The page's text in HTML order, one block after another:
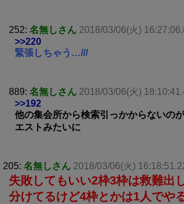
252: 名無しさん 2018/03/06(火)
>>220
緊張しちゃう…///
889: 名無しさん 2018/03/06(火)
>>192
他の集会所から検索引っかからないの
エストみたいに
205: 名無しさん 2018/03/06(火)
失敗してもいい2枠3枠は救難出
分けてるけど4枠とかは1人でや